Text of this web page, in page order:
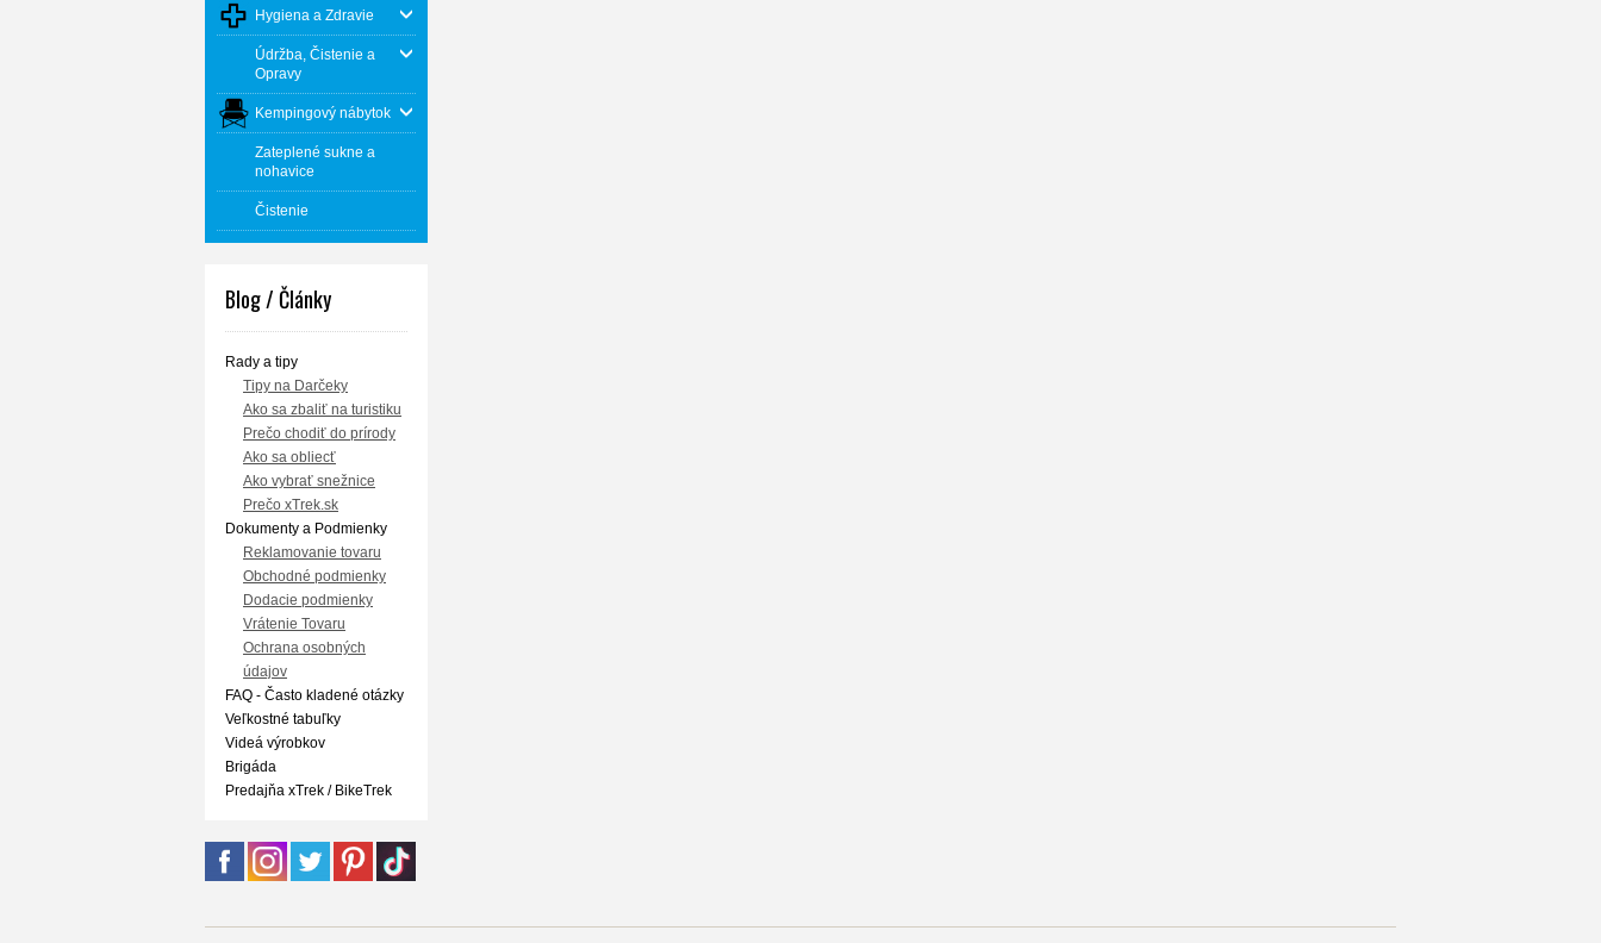
Hygiena a Zdravie
Údržba, Čistenie a
Opravy
Kempingový nábytok
Zateplené sukne a
nohavice
Čistenie
Blog / Články
Rady a tipy
Tipy na Darčeky
Ako sa zbaliť na turistiku
Prečo chodiť do prírody
Ako sa obliecť
Ako vybrať snežnice
Prečo xTrek.sk
Dokumenty a Podmienky
Reklamovanie tovaru
Obchodné podmienky
Dodacie podmienky
Vrátenie Tovaru
Ochrana osobných
údajov
FAQ - Často kladené otázky
Veľkostné tabuľky
Videá výrobkov
Brigáda
Predajňa xTrek / BikeTrek